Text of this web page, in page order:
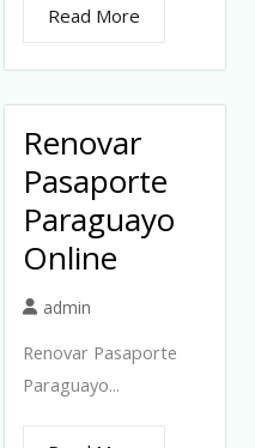
Read More
Renovar
Pasaporte
Paraguayo
Online
admin
Renovar Pasaporte
Paraguayo...